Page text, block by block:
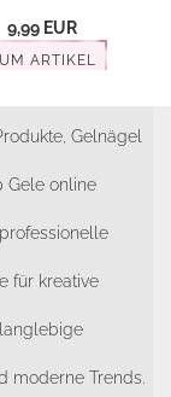
9,99 EUR
ARTIKEL
Gelnägel
Gele online
für kreative
moderne Trends.